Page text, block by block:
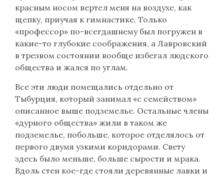
красным носом вертел меня на воздухе, как
щепку, приучая к гимнастике. Только
«профессор» по-всегдашнему был погружен в
какие-то глубокие соображения, а Лавровский
в трезвом состоянии вообще избегал людского
общества и жался по углам.
Все эти люди помещались отдельно от
Тыбурция, который занимал «с семейством»
описанное выше подземелье. Остальные члены
«дурного общества» жили в таком же
подземелье, побольше, которое отделялось от
первого двумя узкими коридорами. Свету
здесь было меньше, больше сырости и мрака.
Вдоль стен кое-где стояли деревянные лавки и